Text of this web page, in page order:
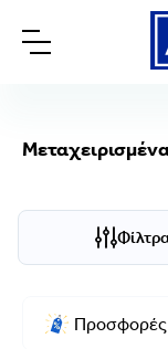
Προσφορές
Μάρκα/Μοντέλο